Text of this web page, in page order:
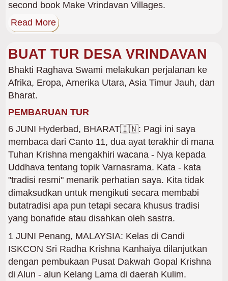
second book Make Vrindavan Villages.
Read More
BUAT TUR DESA VRINDAVAN
Bhakti Raghava Swami melakukan perjalanan ke
Afrika, Eropa, Amerika Utara, Asia Timur Jauh, dan
Bharat.
PEMBARUAN TUR
6 JUNI Hyderbad, BHARAT🇮🇳: Pagi ini saya
membaca dari Canto 11, dua ayat terakhir di mana
Tuhan Krishna mengakhiri wacana - Nya kepada
Uddhava tentang topik Varnasrama. Kata - kata
"tradisi resmi" menarik perhatian saya. Kita tidak
dimaksudkan untuk mengikuti secara membabi
butatradisi apa pun tetapi secara khusus tradisi
yang bonafide atau disahkan oleh sastra.
1 JUNI Penang, MALAYSIA: Kelas di Candi
ISKCON Sri Radha Krishna Kanhaiya dilanjutkan
dengan pembukaan Pusat Dakwah Gopal Krishna
di Alun - alun Kelang Lama di daerah Kulim.